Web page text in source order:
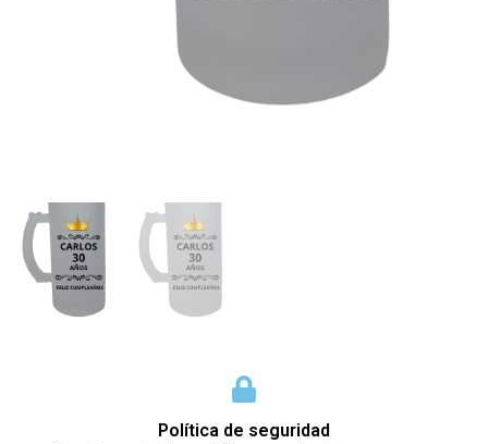
Política de seguridad